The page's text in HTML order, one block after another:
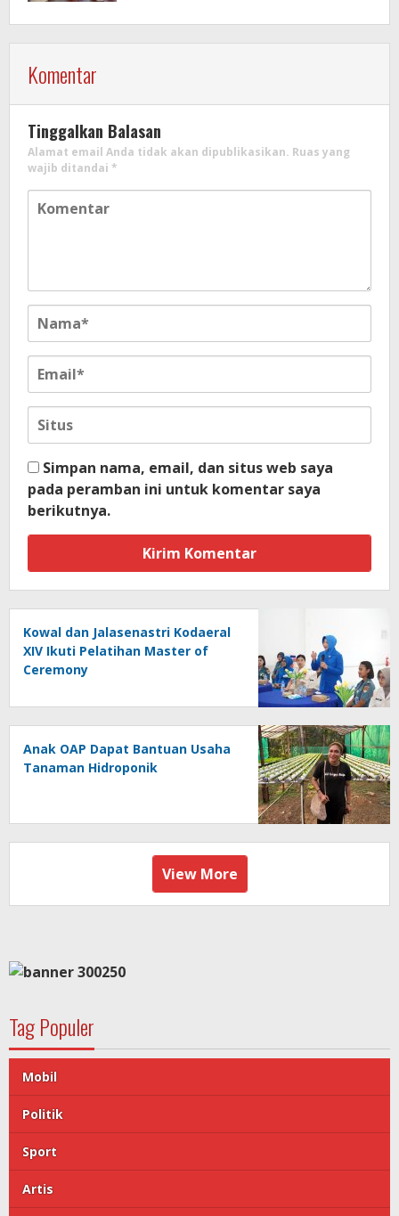
Komentar
Tinggalkan Balasan
Alamat email Anda tidak akan dipublikasikan. Ruas yang
wajib ditandai *
Simpan nama, email, dan situs web saya
pada peramban ini untuk komentar saya
berikutnya.
Kowal dan Jalasenastri Kodaeral
XIV Ikuti Pelatihan Master of
Ceremony
Anak OAP Dapat Bantuan Usaha
Tanaman Hidroponik
View More
Tag Populer
Mobil
Politik
Sport
Artis